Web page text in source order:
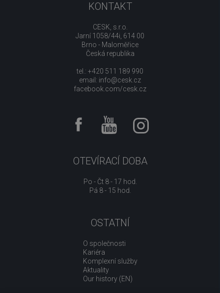
KONTAKT
CESK, s.r.o.
Jarní 1058/44i, 614 00
Brno - Maloměřice
Česká republika
tel.: +420 511 189 990
email: info@cesk.cz
facebook.com/cesk.cz
OTEVÍRACÍ DOBA
Po - Čt 8 - 17 hod.
Pá 8 - 15 hod.
OSTATNÍ
O společnosti
Kariéra
Komplexní služby
Aktuality
Our history (EN)